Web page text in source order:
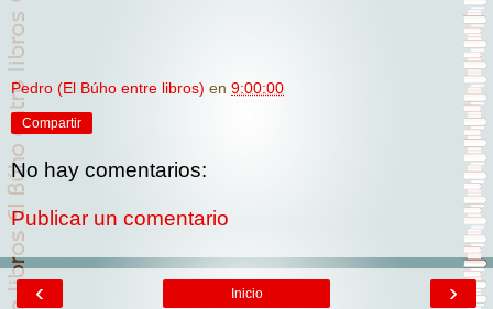
Pedro (El Búho entre libros) en 9:00:00
Compartir
No hay comentarios:
Publicar un comentario
‹ ›
Inicio